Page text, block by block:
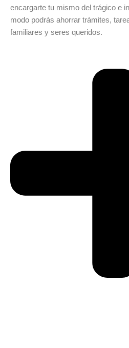
encargarte tu mismo del trágico e
modo podrás ahorrar trámites,
familiares y seres queridos.